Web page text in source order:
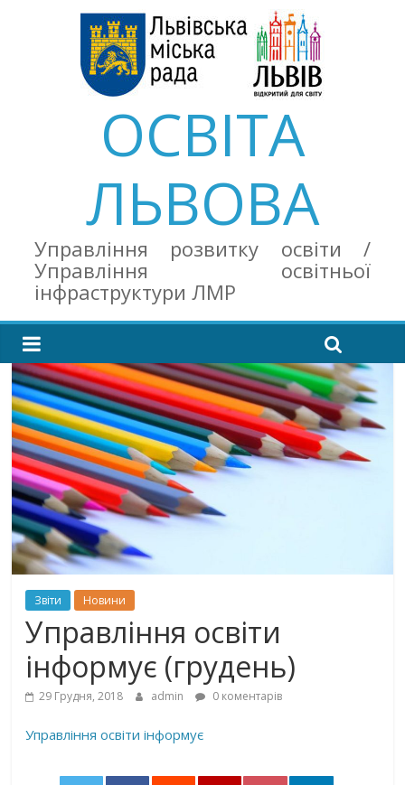
ОСВІТА
ЛЬВОВА
Управління розвитку освіти /
Управління освітньої
інфраструктури ЛМР
Звіти Новини
Управління освіти
інформує (грудень)
29 Грудня, 2018 admin 0 коментарів
Управління освіти інформує